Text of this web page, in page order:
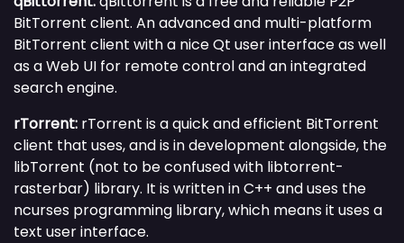
BitTorrent client. An advanced and multi-platform
BitTorrent client with a nice Qt user interface as well
as a Web UI for remote control and an integrated
search engine.
rTorrent: rTorrent is a quick and efficient BitTorrent
client that uses, and is in development alongside, the
libTorrent (not to be confused with libtorrent-
rasterbar) library. It is written in C++ and uses the
ncurses programming library, which means it uses a
text user interface.